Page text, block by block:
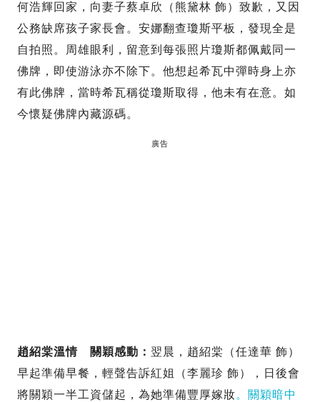
何浩輝回家，向妻子蔡卓欣（熊黛林 飾）致歉，又因
公務缺席孩子家長會。安娜翻查瓊斯平板，發現全是
自拍照。周雄眼利，留意到每張照片瓊斯都佩戴同一
佛牌，即使游泳亦不除下。他想起希瓦中彈時身上亦
有此佛牌，當時希瓦稱從瓊斯取得，他未有在意。如
今懷疑佛牌內藏源碼。
廣告
趙紹棠溫情 關穎感動： 翌晨，趙紹棠（任達華 飾）
早起準備早餐，輕聲告訴紅姐（李麗珍 飾），日後會
將關穎一半工資儲起，為她準備豐厚嫁妝。關穎暗中